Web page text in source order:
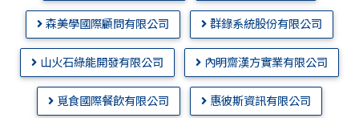
森美學國際顧問有限公司 群錄系統股份有限公司
山火石綠能開發有限公司 內明齋漢方實業有限公司
覓食國際餐飲有限公司 惠彼斯資訊有限公司